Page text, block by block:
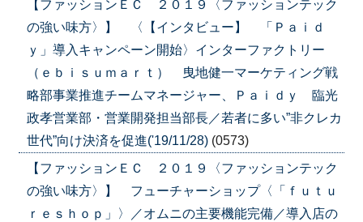
【ファッションＥＣ ２０１９〈ファッションテック
の強い味方〉】 〈【インタビュー】 「Ｐａｉｄ
ｙ」導入キャンペーン開始〉インターファクトリー
（ｅｂｉｓｕｍａｒｔ） 曳地健一マーケティング戦
略部事業推進チームマネージャー、Ｐａｉｄｙ 臨光
政孝営業部・営業開発担当部長／若者に多い”非クレカ
世代”向け決済を促進('19/11/28) (0573)
【ファッションＥＣ ２０１９〈ファッションテック
の強い味方〉】 フューチャーショップ〈「ｆｕｔｕ
ｒｅｓｈｏｐ」〉／オムニの主要機能完備／導入店の